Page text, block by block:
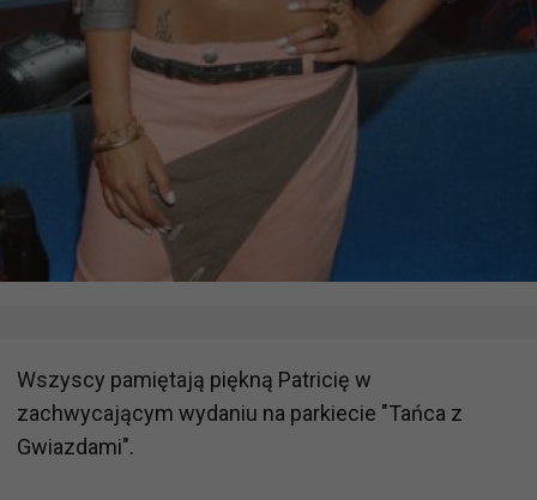
Wszyscy pamiętają piękną Patricię w
zachwycającym wydaniu na parkiecie "Tańca z
Gwiazdami".